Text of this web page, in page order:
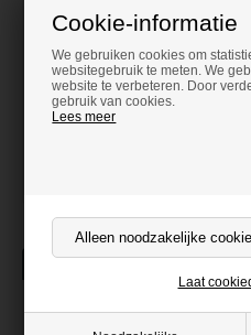
Cookie-informatie
We gebruiken cookies om
websitegebruik te meten. We
website te verbeteren. Door
gebruik van cookies.
Lees meer
Laat
Hulp nodig bij het
Laat u adviseren en bel naar
Beschrijving
Roestvrijstalen